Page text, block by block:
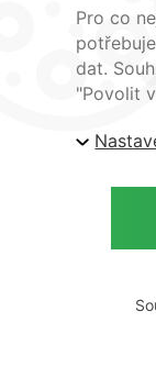
Kontakty
|
Copyright ©
Pro co
dat.
"Povolit